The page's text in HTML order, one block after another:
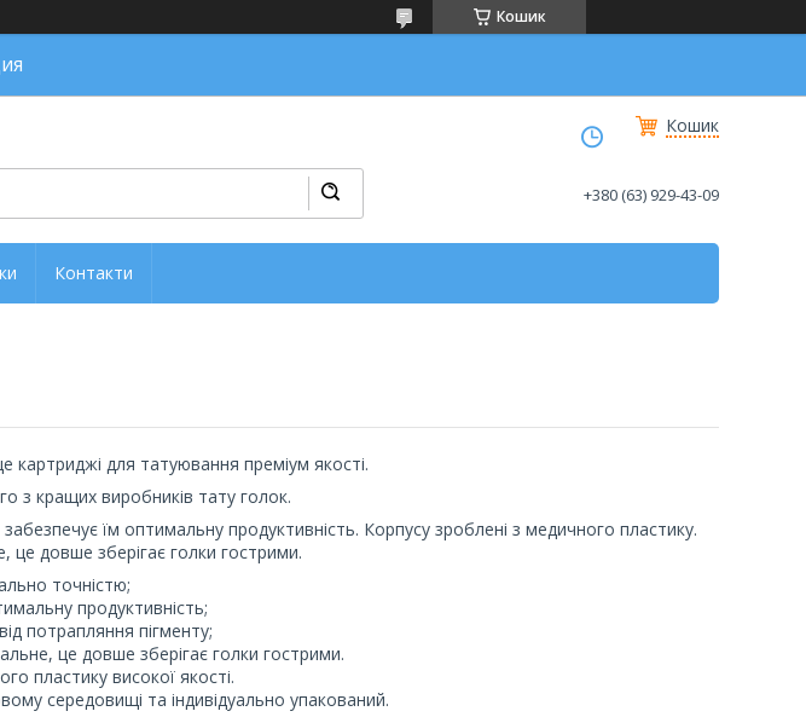
Кошик
Кошик
+380 (63) 929-43-09
Контакти
для татуювання преміум якості.
з кращих виробників тату голок.
їм оптимальну продуктивність. Корпусу зроблені з медичного пластику.
це довше зберігає голки гострими.
точністю;
продуктивність;
потрапляння пігменту;
це довше зберігає голки гострими.
пластику високої якості.
середовищі та індивідуально упакований.